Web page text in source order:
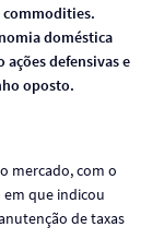
commodities.
doméstica
defensivas e
oposto.
mercado, com o
que indicou
de taxas